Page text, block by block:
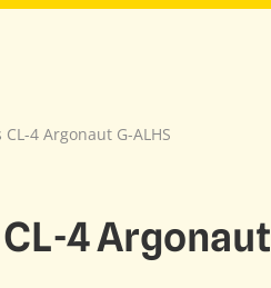
4 Argonaut G-ALHS
4 Argonaut